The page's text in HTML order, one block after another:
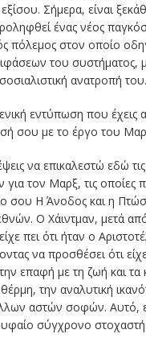
Σήμερα, είναι
ένας νέος
πόλεμος στον οποίο
του συστήματος,
ανατροπή του.
εντύπωση που έχεις
σου με το έργο του
να επικαλεστώ εδώ τις
για τον Μαρξ, τις οποίες
σου Η Άνοδος και η
Ο Χάιντμαν, μετά
πει ότι ήταν ο
να προσθέσει ότι
επαφή με τη ζωή και τα
την αναλυτική
αστών σοφών. Αυτό,
σύγχρονο στοχαστή.